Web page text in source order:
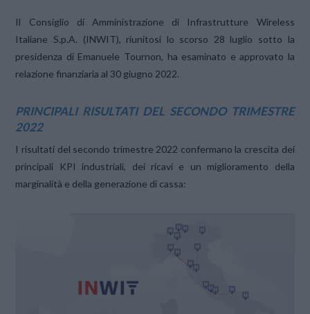
Il Consiglio di Amministrazione di Infrastrutture Wireless
Italiane S.p.A. (INWIT), riunitosi lo scorso 28 luglio sotto la
presidenza di Emanuele Tournon, ha esaminato e approvato la
relazione finanziaria al 30 giugno 2022.
PRINCIPALI RISULTATI DEL SECONDO TRIMESTRE
2022
I risultati del secondo trimestre 2022 confermano la crescita dei
principali KPI industriali, dei ricavi e un miglioramento della
marginalità e della generazione di cassa: